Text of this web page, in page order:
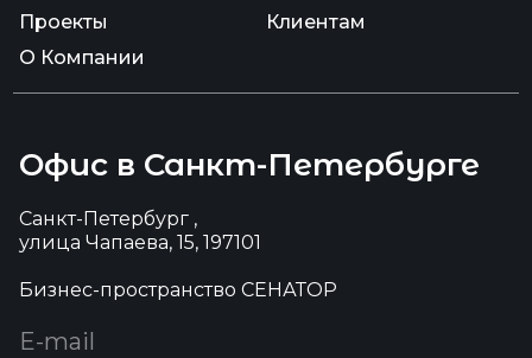
Проекты
Клиентам
О Компании
Офис в Санкт-Петербурге
Санкт-Петербург ,
улица Чапаева, 15, 197101
Бизнес-пространство СЕНАТОР
E-mail